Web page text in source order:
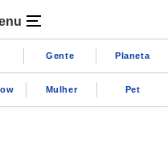
Gente Planeta
Mulher Pet